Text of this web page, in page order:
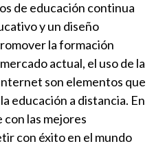
de educación continua
y un diseño
la formación
actual, el uso de la
son elementos que
educación a distancia. En
las mejores
con éxito en el mundo